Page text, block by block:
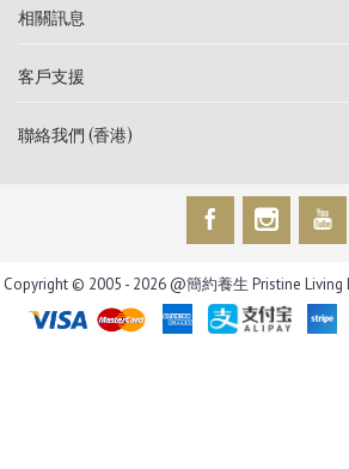
相關訊息
客戶支援
聯絡我們 (香港)
Copyright © 2005 - 2026 @簡約養生 Pristine Living